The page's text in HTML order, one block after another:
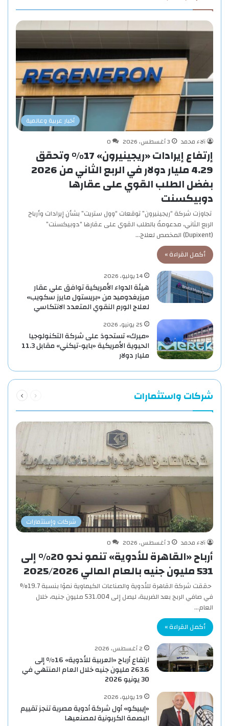
أخبار عربية وعالمية
آلاء محمد
3 أغسطس، 2026 0
إرتفاع إيرادات «ريجينيرون» 17% وتحقق
4.29 مليار دولار في الربع الثاني من 2026
بفضل الطلب القوي على عقارها
دوبيكسنت
تجاوزت شركة “ريجينيرون” توقعات “وول ستريت” بشأن إيرادات وأرباح
الربع الثاني، مدعومةً بالطلب القوي على عقارها “دوبيكسنت”
(Dupixent) المخصص لعلاج…
أكمل القراءة »
14 يوليو، 2026
هيئة الدواء الأمريكية توافق علي عقار
ميزيغدوميد من «بريستول مايرز سكويب»
لعلاج الورم النقوي المتعدد الانتكاسي
25 يونيو، 2026
«ميرك» تستحوذ على شركة التكنولوجيا
الحيوية الأمريكية «بايو-تيكني» مقابل 11.3
مليار دولار
شركات واستثمارات الصفحةالصفحة
شركات وإستثمارات
آلاء محمد
3 أغسطس، 2026 0
أرباح «القاهرة للأدوية» تنمو نحو 20% إلى
531 مليون جنيه بالعام المالي 2025/2026
حققت شركة القاهرة للأدوية والصناعات الكيماوية نموًا بنسبة 19.7%
في صافي الربح بعد الضريبة، ليصل إلى 531.004 مليون جنيه، خلال
العام…
أكمل القراءة »
2 أغسطس، 2026
ارتفاع أرباح «العربية للأدوية» 16% إلى
263.6 مليون جنيه خلال العام المنتهي في
30 يونيو 2026
19 يوليو، 2026
«إيبيكو» أول شركة أدوية مصرية تنجز تقييم
البصمة الكربونية لمصنعيها